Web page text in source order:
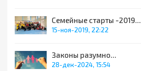
Семейные старты -2019...
15-ноя-2019, 22:22
Законы разумно...
28-дек-2024, 15:54